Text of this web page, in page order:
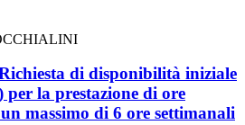
di disponibilità iniziale
per la prestazione di ore
massimo di 6 ore settimanali